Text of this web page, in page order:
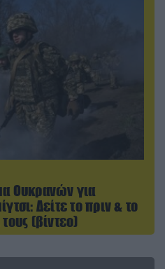
Ουκρανών για
Δείτε το πριν & το
(βίντεο)